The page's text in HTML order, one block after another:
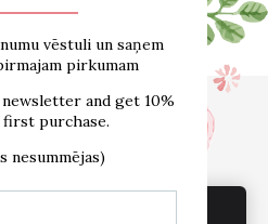
Par mums
Izmēru tabula
Noteikumi